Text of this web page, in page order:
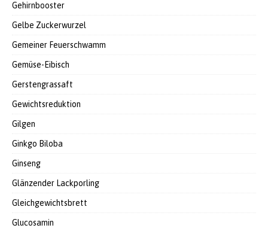
Gehirnbooster
Gelbe Zuckerwurzel
Gemeiner Feuerschwamm
Gemüse-Eibisch
Gerstengrassaft
Gewichtsreduktion
Gilgen
Ginkgo Biloba
Ginseng
Glänzender Lackporling
Gleichgewichtsbrett
Glucosamin